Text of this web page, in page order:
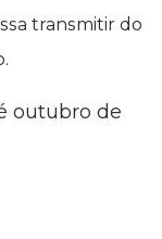
transmitir do
outubro de